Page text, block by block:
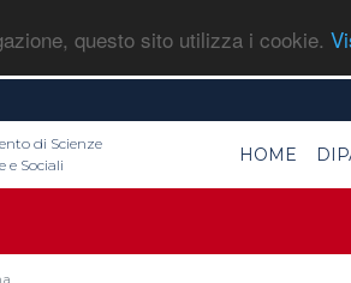
questo sito utilizza i cookie.
di Scienze
e Sociali
HOME